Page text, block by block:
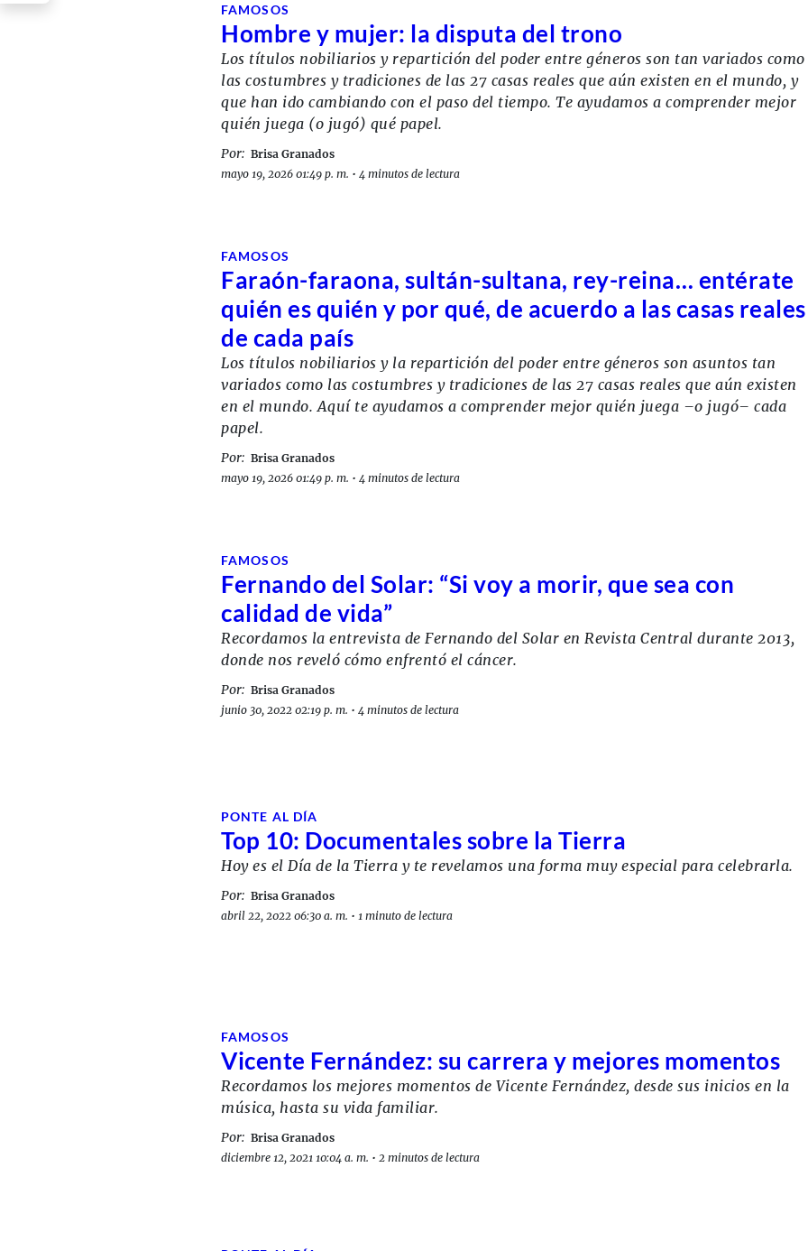
FAMOSOS
Hombre y mujer: la disputa del trono
Los títulos nobiliarios y repartición del poder entre géneros son tan variados como
las costumbres y tradiciones de las 27 casas reales que aún existen en el mundo, y
que han ido cambiando con el paso del tiempo. Te ayudamos a comprender mejor
quién juega (o jugó) qué papel.
Por: Brisa Granados
mayo 19, 2026 01:49 p. m. • 4 minutos de lectura
FAMOSOS
Faraón-faraona, sultán-sultana, rey-reina… entérate
quién es quién y por qué, de acuerdo a las casas reales
de cada país
Los títulos nobiliarios y la repartición del poder entre géneros son asuntos tan
variados como las costumbres y tradiciones de las 27 casas reales que aún existen
en el mundo. Aquí te ayudamos a comprender mejor quién juega –o jugó– cada
papel.
Por: Brisa Granados
mayo 19, 2026 01:49 p. m. • 4 minutos de lectura
FAMOSOS
Fernando del Solar: “Si voy a morir, que sea con
calidad de vida”
Recordamos la entrevista de Fernando del Solar en Revista Central durante 2013,
donde nos reveló cómo enfrentó el cáncer.
Por: Brisa Granados
junio 30, 2022 02:19 p. m. • 4 minutos de lectura
PONTE AL DÍA
Top 10: Documentales sobre la Tierra
Hoy es el Día de la Tierra y te revelamos una forma muy especial para celebrarla.
Por: Brisa Granados
abril 22, 2022 06:30 a. m. • 1 minuto de lectura
FAMOSOS
Vicente Fernández: su carrera y mejores momentos
Recordamos los mejores momentos de Vicente Fernández, desde sus inicios en la
música, hasta su vida familiar.
Por: Brisa Granados
diciembre 12, 2021 10:04 a. m. • 2 minutos de lectura